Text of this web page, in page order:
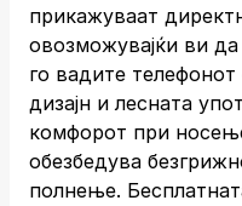
прикажуваат
овозможувајќи ви
го вадите
дизајн и лесната
комфорот при
обезбедува
полнење.